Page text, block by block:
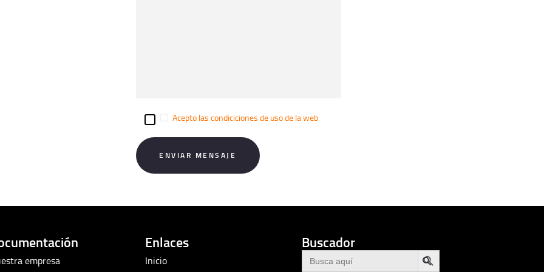
Acepto las condiciciones de uso de la web
empresa
Enlaces
Inicio
Buscador
Buscar: BOTÓN DE BÚSQUEDA